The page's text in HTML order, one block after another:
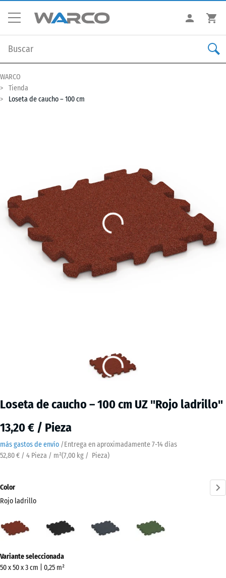
WARCO
Tienda
Loseta de caucho – 100 cm
Loseta de caucho – 100 cm UZ "Rojo ladrillo"
13,20 € / Pieza
más gastos de envío /Entrega en aproximadamente7-14 días
52,80 € / 4 Pieza / m²(7,00 kg / Pieza)
Color
Rojo ladrillo
ladrillo
pizarra
información
sobre
Variante seleccionada
50 x 50 x 3 cm | 0,25 m²